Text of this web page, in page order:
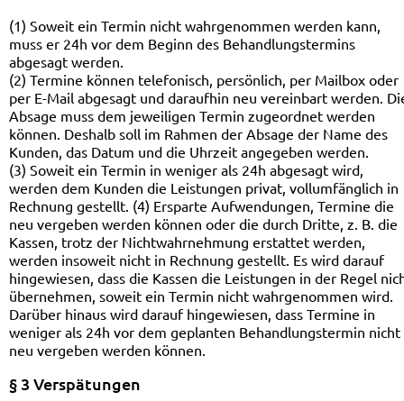
(1) Soweit ein Termin nicht wahrgenommen werden kann,
muss er 24h vor dem Beginn des Behandlungstermins
abgesagt werden.
(2) Termine können telefonisch, persönlich, per Mailbox oder
per E-Mail abgesagt und daraufhin neu vereinbart werden.
Absage muss dem jeweiligen Termin zugeordnet werden
können. Deshalb soll im Rahmen der Absage der Name des
Kunden, das Datum und die Uhrzeit angegeben werden.
(3) Soweit ein Termin in weniger als 24h abgesagt wird,
werden dem Kunden die Leistungen privat, vollumfänglich in
Rechnung gestellt. (4) Ersparte Aufwendungen, Termine die
neu vergeben werden können oder die durch Dritte, z. B. die
Kassen, trotz der Nichtwahrnehmung erstattet werden,
werden insoweit nicht in Rechnung gestellt. Es wird darauf
hingewiesen, dass die Kassen die Leistungen in der Regel
übernehmen, soweit ein Termin nicht wahrgenommen wird.
Darüber hinaus wird darauf hingewiesen, dass Termine in
weniger als 24h vor dem geplanten Behandlungstermin nicht
neu vergeben werden können.
§ 3 Verspätungen